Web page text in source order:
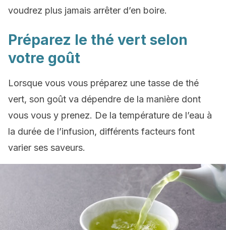
voudrez plus jamais arrêter d’en boire.
Préparez le thé vert selon
votre goût
Lorsque vous vous préparez une tasse de thé
vert, son goût va dépendre de la manière dont
vous vous y prenez. De la température de l’eau à
la durée de l’infusion, différents facteurs font
varier ses saveurs.